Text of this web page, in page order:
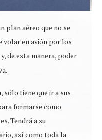
plan aéreo que no se
volar en avión por los
de esta manera, poder
sólo tiene que ir a sus
formarse como
Tendrá a su
así como toda la